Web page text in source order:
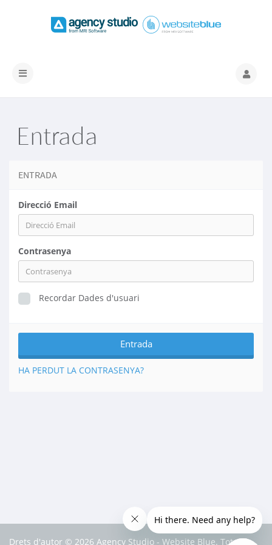
Canvia
navegació
Entrada
ENTRADA
Direcció Email
Contrasenya
Recordar Dades d'usuari
HA PERDUT LA CONTRASENYA?
Drets d'autor © 2026 Agency Studio - Website Blue. Tots els